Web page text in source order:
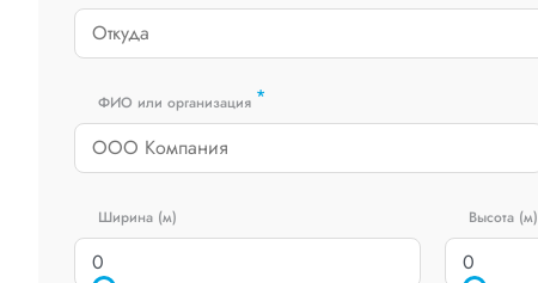
ФИО или организация *
Ширина (м) Высота (м)